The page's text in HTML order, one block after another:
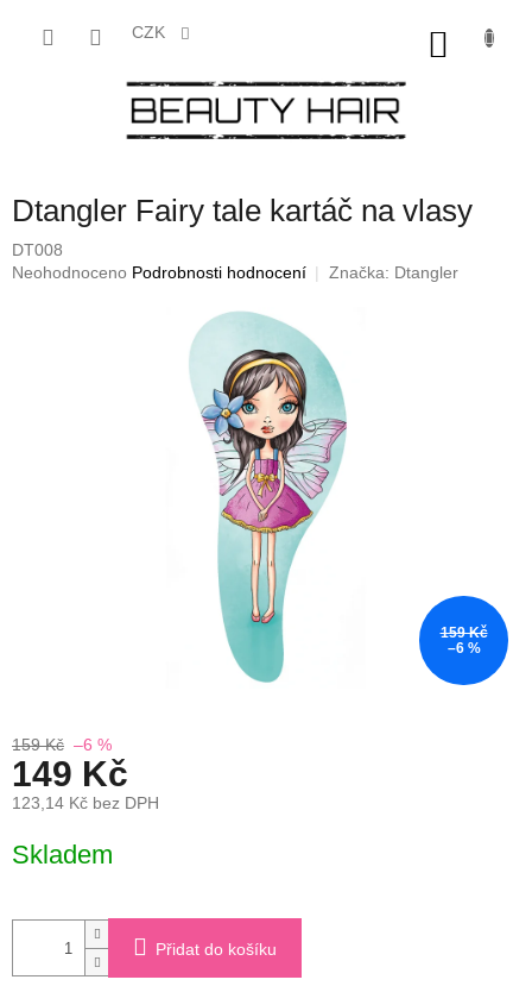
CZK
Dtangler Fairy tale kartáč na vlasy
DT008
Průměrné
Neohodnoceno Podrobnosti hodnocení Značka: Dtangler
159 Kč
–6 %
159 Kč –6 %
149 Kč
123,14 Kč bez DPH
cena:
Skladem
Přidat do košíku